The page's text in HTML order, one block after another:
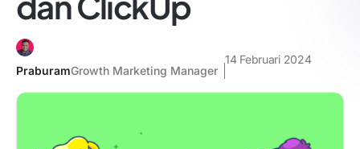
PraburamGrowth Marketing Manager
14 Februari 2024